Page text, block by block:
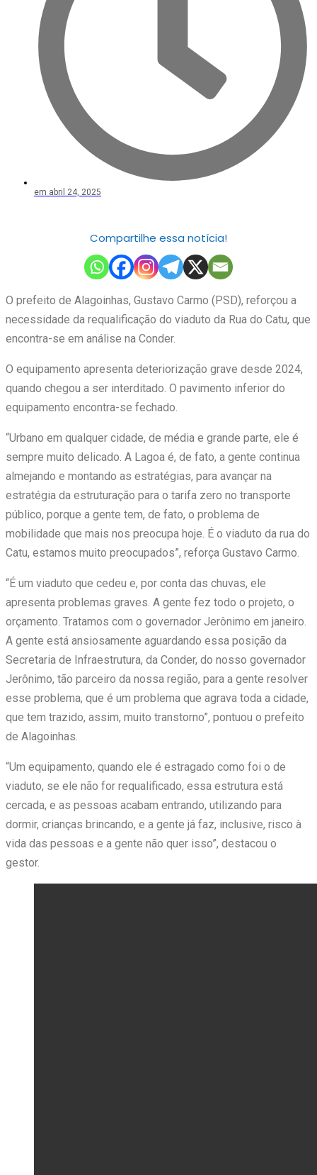
em abril 24, 2025
Compartilhe essa notícia!
O prefeito de Alagoinhas, Gustavo Carmo (PSD), reforçou a
necessidade da requalificação do viaduto da Rua do Catu, que
encontra-se em análise na Conder.
O equipamento apresenta deteriorização grave desde 2024,
quando chegou a ser interditado. O pavimento inferior do
equipamento encontra-se fechado.
“Urbano em qualquer cidade, de média e grande parte, ele é
sempre muito delicado. A Lagoa é, de fato, a gente continua
almejando e montando as estratégias, para avançar na
estratégia da estruturação para o tarifa zero no transporte
público, porque a gente tem, de fato, o problema de
mobilidade que mais nos preocupa hoje. É o viaduto da rua do
Catu, estamos muito preocupados”, reforça Gustavo Carmo.
“É um viaduto que cedeu e, por conta das chuvas, ele
apresenta problemas graves. A gente fez todo o projeto, o
orçamento. Tratamos com o governador Jerônimo em janeiro.
A gente está ansiosamente aguardando essa posição da
Secretaria de Infraestrutura, da Conder, do nosso governador
Jerônimo, tão parceiro da nossa região, para a gente resolver
esse problema, que é um problema que agrava toda a cidade,
que tem trazido, assim, muito transtorno”, pontuou o prefeito
de Alagoinhas.
“Um equipamento, quando ele é estragado como foi o de
viaduto, se ele não for requalificado, essa estrutura está
cercada, e as pessoas acabam entrando, utilizando para
dormir, crianças brincando, e a gente já faz, inclusive, risco à
vida das pessoas e a gente não quer isso”, destacou o
gestor.